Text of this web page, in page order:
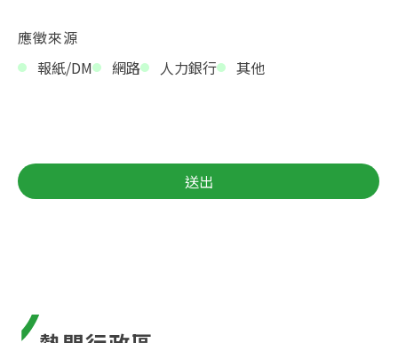
應徵來源
報紙/DM
網路 人力銀行 其他
送出